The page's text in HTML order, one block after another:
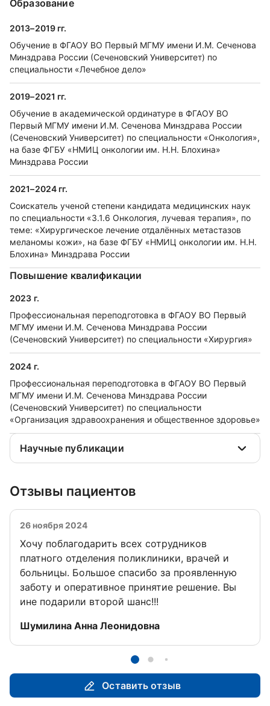
Образование
2013–2019 гг.
Обучение в ФГАОУ ВО Первый МГМУ имени И.М. Сеченова
Минздрава России (Сеченовский Университет) по
специальности «Лечебное дело»
2019–2021 гг.
Обучение в академической ординатуре в ФГАОУ ВО
Первый МГМУ имени И.М. Сеченова Минздрава России
(Сеченовский Университет) по специальности «Онкология»,
на базе ФГБУ «НМИЦ онкологии им. Н.Н. Блохина»
Минздрава России
2021–2024 гг.
Соискатель ученой степени кандидата медицинских наук
по специальности «3.1.6 Онкология, лучевая терапия», по
теме: «Хирургическое лечение отдалённых метастазов
меланомы кожи», на базе ФГБУ «НМИЦ онкологии им. Н.Н.
Блохина» Минздрава России
Повышение квалификации
2023 г.
Профессиональная переподготовка в ФГАОУ ВО Первый
МГМУ имени И.М. Сеченова Минздрава России
(Сеченовский Университет) по специальности «Хирургия»
2024 г.
Профессиональная переподготовка в ФГАОУ ВО Первый
МГМУ имени И.М. Сеченова Минздрава России
(Сеченовский Университет) по специальности
«Организация здравоохранения и общественное здоровье»
Научные публикации
Отзывы пациентов
26 ноября 2024
Хочу поблагодарить всех сотрудников
платного отделения поликлиники, врачей и
больницы. Большое спасибо за проявленную
заботу и оперативное принятие решение. Вы
ине подарили второй шанс!!!
Отзыв от
Шумилина Анна Леонидовна
Оставить отзыв